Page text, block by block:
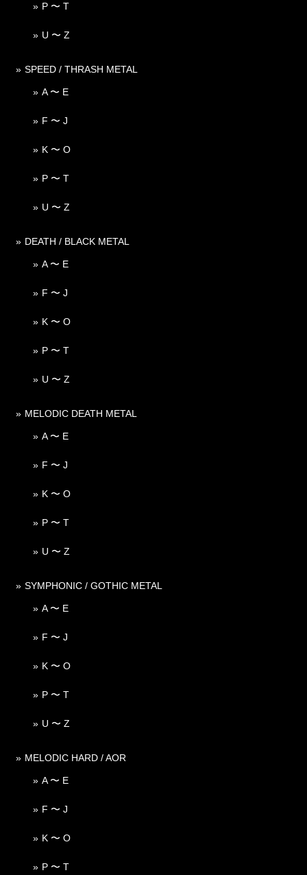
P 〜 T
U 〜 Z
SPEED / THRASH METAL
A 〜 E
F 〜 J
K 〜 O
P 〜 T
U 〜 Z
DEATH / BLACK METAL
A 〜 E
F 〜 J
K 〜 O
P 〜 T
U 〜 Z
MELODIC DEATH METAL
A 〜 E
F 〜 J
K 〜 O
P 〜 T
U 〜 Z
SYMPHONIC / GOTHIC METAL
A 〜 E
F 〜 J
K 〜 O
P 〜 T
U 〜 Z
MELODIC HARD / AOR
A 〜 E
F 〜 J
K 〜 O
P 〜 T